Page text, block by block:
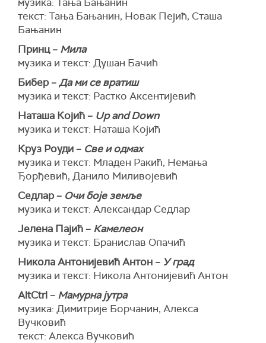
текст: Тања Бањанин, Новак Пејић, Сташа
Бањанин
Принц – Мила
музика и текст: Душан Бачић
Бибер –Да ми се вратиш
музика и текст: Растко Аксентијевић
Наташа Којић – Up and Down
музика и текст: Наташа Којић
Круз Роуди – Све и одмах
музика и текст: Младен Ракић, Немања
Ђорђевић, Данило Миливојевић
Седлар – Очи боје земље
музика и текст: Александар Седлар
Јелена Пајић – Камелеон
музика и текст: Бранислав Опачић
Никола Антонијевић Антон – У град
музика и текст: Никола Антонијевић Антон
AltCtrl – Мамурна јутра
музика: Димитрије Борчанин, Алекса
Вучковић
текст: Алекса Вучковић